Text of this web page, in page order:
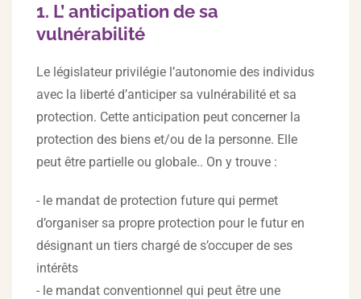
1. L’ anticipation de sa
vulnérabilité
Le législateur privilégie l’autonomie des individus
avec la liberté d’anticiper sa vulnérabilité et sa
protection. Cette anticipation peut concerner la
protection des biens et/ou de la personne. Elle
peut être partielle ou globale.. On y trouve :
- le mandat de protection future qui permet
d’organiser sa propre protection pour le futur en
désignant un tiers chargé de s’occuper de ses
intérêts
- le mandat conventionnel qui peut être une